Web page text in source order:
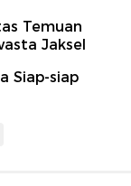
Temuan
Jaksel
Siap-siap